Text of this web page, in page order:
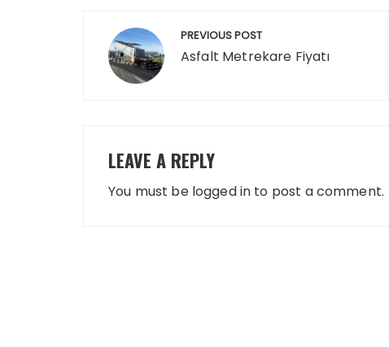
Post
navigation
PREVIOUS POST
Asfalt Metrekare Fiyatı
LEAVE A REPLY
You must be logged in to post a comment.